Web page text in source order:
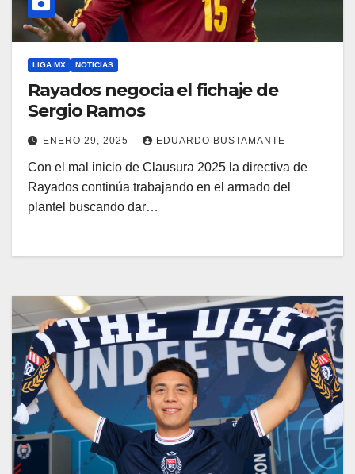
LIGA MX NOTICIAS
Rayados negocia el fichaje de
Sergio Ramos
ENERO 29, 2025 EDUARDO BUSTAMANTE
Con el mal inicio de Clausura 2025 la directiva de
Rayados continúa trabajando en el armado del
plantel buscando dar…